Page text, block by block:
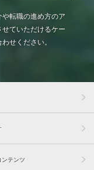
転職の進め方のア
せていただけるケー
せください。
ンテンツ